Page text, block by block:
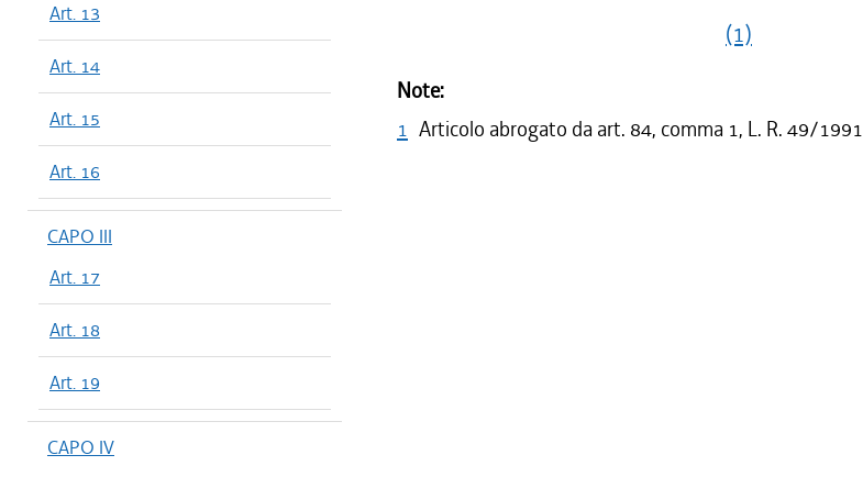
Art. 13
Art. 14
Art. 15
Art. 16
CAPO III
Art. 17
Art. 18
Art. 19
CAPO IV
(1)
Note:
1 Articolo abrogato da art. 84, comma 1, L. R. 49/1991